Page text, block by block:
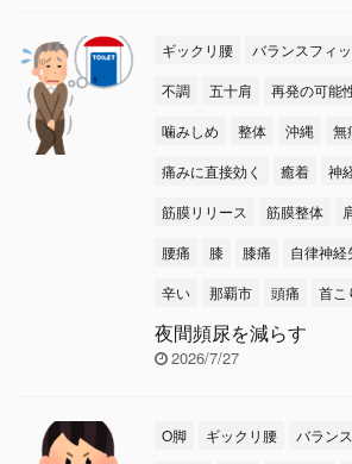
ギックリ腰 バランスフィ
不調
五十肩 再発の可能
噛みしめ
整体 沖縄 無
痛みに直接効く
癒着 神
筋膜リリース
筋膜整体
腰痛
膝 膝痛 自律神経
辛い
那覇市 頭痛 首こ
夜間頻尿を減らす
2026/7/27
O脚 ギックリ腰 バラン